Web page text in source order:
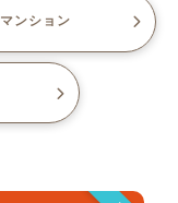
マンション